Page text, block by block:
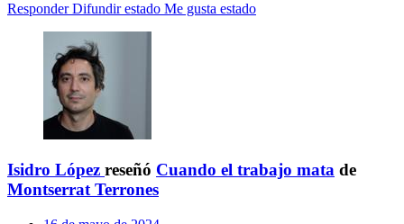
Responder Difundir estado Me gusta estado
Isidro López reseñó Cuando el trabajo mata de
Montserrat Terrones